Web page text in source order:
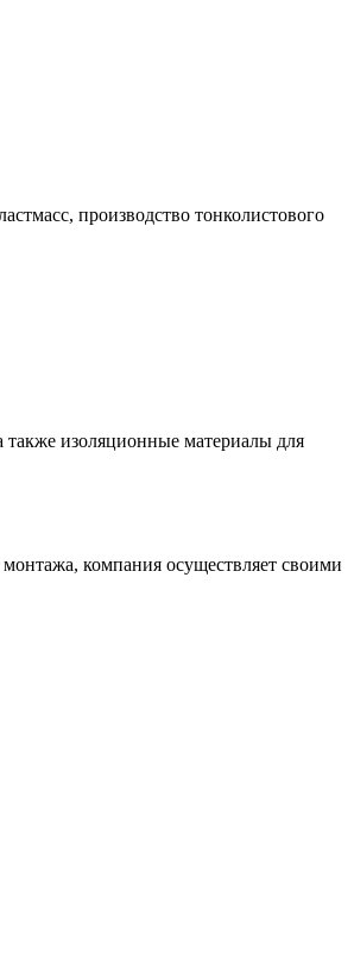
производство тонколистового
изоляционные материалы для
компания осуществляет своими